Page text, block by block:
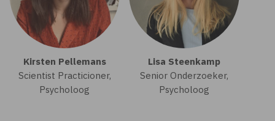
Kirsten Pellemans
Scientist Practicioner,
Psycholoog
Lisa Steenkamp
Senior Onderzoeker,
Psycholoog